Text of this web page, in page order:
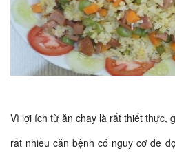
Vì lợi ích từ ăn chay là rất thiết thực,
rất nhiều căn bệnh có nguy cơ đe